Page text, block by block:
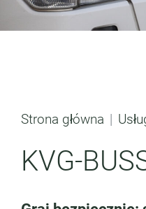
Strona główna
KVG-